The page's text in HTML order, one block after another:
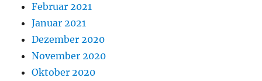
Februar 2021
Januar 2021
Dezember 2020
November 2020
Oktober 2020